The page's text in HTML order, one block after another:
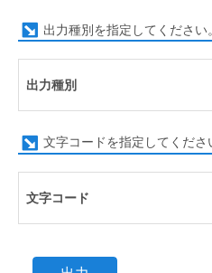
出力種別を指定してください
出力種別
文字コードを指定してくださ
文字コード